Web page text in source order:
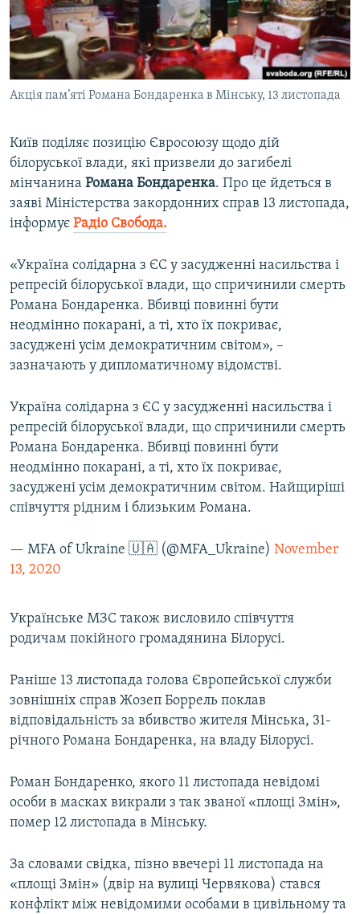
ВІДЕОУРОКИ «ELIFBE»
СВІДЧЕННЯ ОКУПАЦІЇ
УКРАЇНСЬКА ПРОБЛЕМА КРИМУ
ІНФОГРАФІКА
Русский
Qırımtatar
ДОЛУЧАЙСЯ!
Усі сайти RFE/RL
Акція пам’яті Романа Бондаренка в Мінську, 13 листопада
Київ поділяє позицію Євросоюзу щодо дій
білоруської влади, які призвели до загибелі
мінчанина Романа Бондаренка. Про це йдеться в
заяві Міністерства закордонних справ 13 листопада,
інформує Радіо Свобода.
«Україна солідарна з ЄС у засудженні насильства і
репресій білоруської влади, що cпричинили смерть
Романа Бондаренка. Вбивці повинні бути
неодмінно покарані, а ті, хто їх покриває,
засуджені усім демократичним світом», –
зазначають у дипломатичному відомстві.
Україна солідарна з ЄС у засудженні насильства і
репресій білоруської влади, що cпричинили смерть
Романа Бондаренка. Вбивці повинні бути
неодмінно покарані, а ті, хто їх покриває,
засуджені усім демократичним світом. Найщиріші
співчуття рідним і близьким Романа.
— MFA of Ukraine 🇺🇦 (@MFA_Ukraine) November
13, 2020
Українське МЗС також висловило співчуття
родичам покійного громадянина Білорусі.
Раніше 13 листопада голова Європейської служби
зовнішніх справ Жозеп Боррель поклав
відповідальність за вбивство жителя Мінська, 31-
річного Романа Бондаренка, на владу Білорусі.
Роман Бондаренко, якого 11 листопада невідомі
особи в масках викрали з так званої «площі Змін»,
помер 12 листопада в Мінську.
За словами свідка, пізно ввечері 11 листопада на
«площі Змін» (двір на вулиці Червякова) стався
конфлікт між невідомими особами в цивільному та